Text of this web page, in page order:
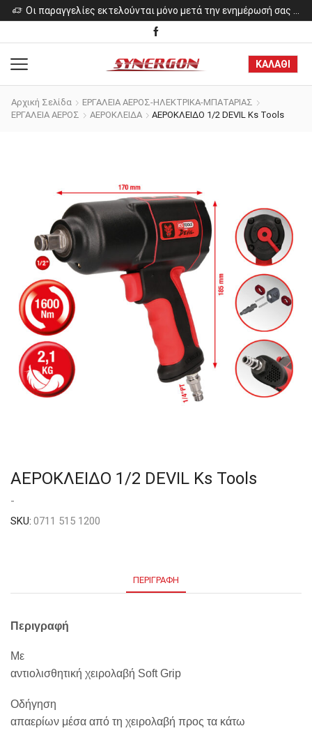
ΚΑΛΑΘΙ
Αρχική Σελίδα
ΕΡΓΑΛΕΙΑ ΑΕΡΟΣ-ΗΛΕΚΤΡΙΚΑ-ΜΠΑΤΑΡΙΑΣ
ΕΡΓΑΛΕΙΑ ΑΕΡΟΣ
ΑΕΡΟΚΛΕΙΔΑ ΑΕΡΟΚΛΕΙΔΟ 1/2 DEVIL Ks Tools
ΑΕΡΟΚΛΕΙΔΟ 1/2 DEVIL Ks Tools
-
SKU: 0711 515 1200
ΠΕΡΙΓΡΑΦΉ
Περιγραφή
Με
αντιολισθητική χειρολαβή Soft Grip
Οδήγηση
απαερίων μέσα από τη χειρολαβή προς τα κάτω